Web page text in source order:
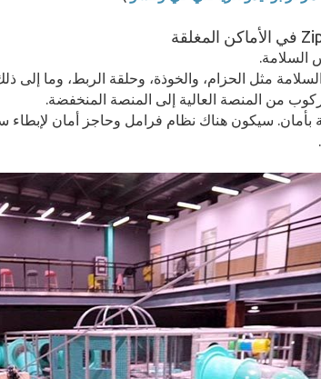
بأمان. سيكون هناك نظام فرامل وحاجز أمان